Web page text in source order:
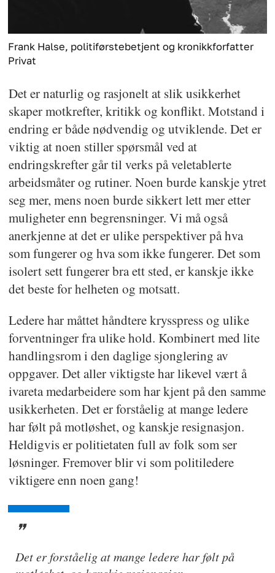
Frank Halse, politiførstebetjent og kronikkforfatter
Privat
Det er naturlig og rasjonelt at slik usikkerhet
skaper motkrefter, kritikk og konflikt. Motstand i
endring er både nødvendig og utviklende. Det er
viktig at noen stiller spørsmål ved at
endringskrefter går til verks på veletablerte
arbeidsmåter og rutiner. Noen burde kanskje ytret
seg mer, mens noen burde sikkert lett mer etter
muligheter enn begrensninger. Vi må også
anerkjenne at det er ulike perspektiver på hva
som fungerer og hva som ikke fungerer. Det som
isolert sett fungerer bra ett sted, er kanskje ikke
det beste for helheten og motsatt.
Ledere har måttet håndtere krysspress og ulike
forventninger fra ulike hold. Kombinert med lite
handlingsrom i den daglige sjonglering av
oppgaver. Det aller viktigste har likevel vært å
ivareta medarbeidere som har kjent på den samme
usikkerheten. Det er forståelig at mange ledere
har følt på motløshet, og kanskje resignasjon.
Heldigvis er politietaten full av folk som ser
løsninger. Fremover blir vi som politiledere
viktigere enn noen gang!
Det er forståelig at mange ledere har følt på